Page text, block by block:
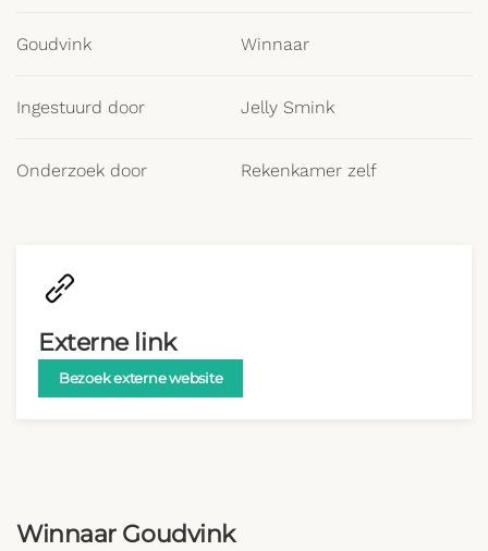
Goudvink Winnaar
Ingestuurd door Jelly Smink
Onderzoek door Rekenkamer zelf
Externe link
Bezoek externe website
Winnaar Goudvink